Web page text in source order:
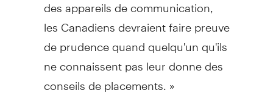
les Canadiens devraient faire preuve
de prudence quand quelqu'un qu'ils
ne connaissent pas leur donne des
conseils de placements. »